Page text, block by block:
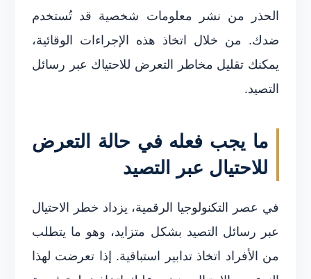
الحذر من نشر معلومات شخصية قد تُستخدم
ضدك. من خلال اتخاذ هذه الإجراءات الوقائية،
يمكنك تقليل مخاطر التعرض للاحتياك عبر رسائل
التصيد.
ما يجب فعله في حالة التعرض
للاحتيال عبر التصيد
في عصر التكنولوجيا الرقمية، يزداد خطر الاحتيال
عبر رسائل التصيد بشكل متزايد، وهو ما يتطلب
من الأفراد اتخاذ تدابير استباقية. إذا تعرضت لهذا